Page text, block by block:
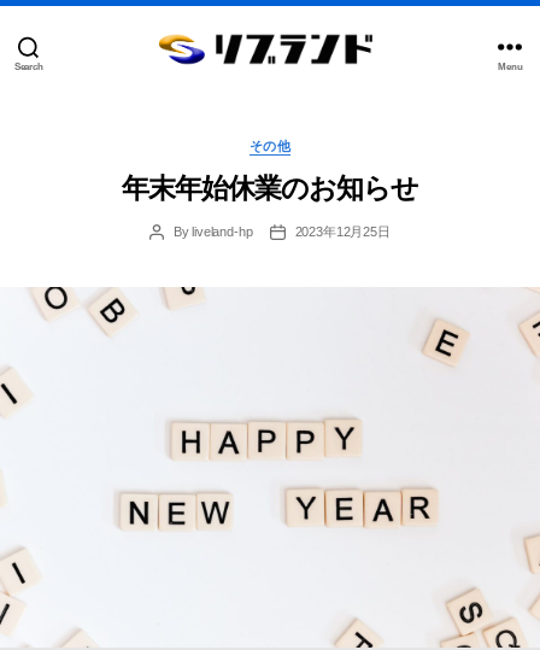
Search
社
ブ
ン
Menu
Categories
その他
年末年始休業のお知らせ
PostBy liveland-hp
Post2023年12月25日